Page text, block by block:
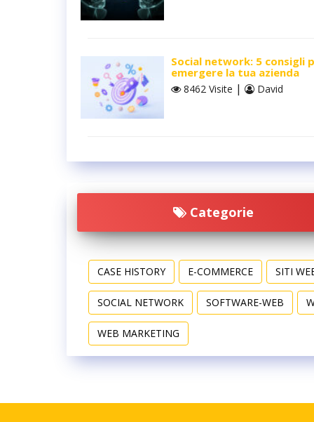
Social network: 5 consigli
emergere la tua azienda
8462 Visite | David
Categorie
CASE HISTORY E-COMMERCE SITI
SOCIAL NETWORK SOFTWARE-WEB
WEB MARKETING